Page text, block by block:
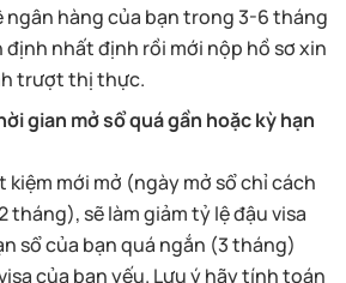
ngân hàng của bạn trong 3-6 tháng
nhất định rồi mới nộp hồ sơ xin
trượt thị thực.
gian mở sổ quá gần hoặc kỳ hạn
mới mở (ngày mở sổ chỉ cách
tháng), sẽ làm giảm tỷ lệ đậu visa
sổ của bạn quá ngắn (3 tháng)
của bạn yếu. Lưu ý hãy tính toán